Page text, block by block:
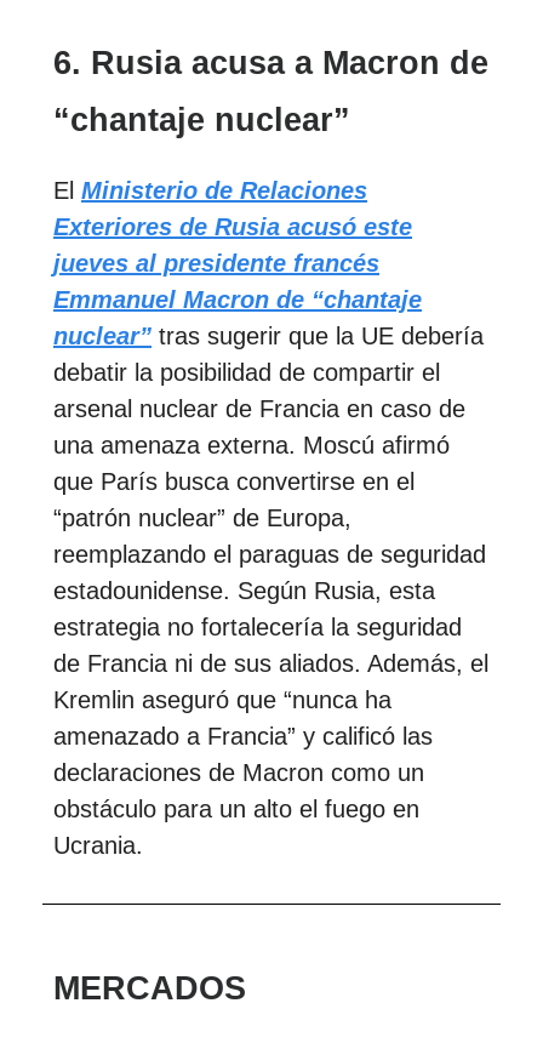
6. Rusia acusa a Macron de
“chantaje nuclear”
El Ministerio de Relaciones
Exteriores de Rusia acusó este
jueves al presidente francés
Emmanuel Macron de “chantaje
nuclear” tras sugerir que la UE debería
debatir la posibilidad de compartir el
arsenal nuclear de Francia en caso de
una amenaza externa. Moscú afirmó
que París busca convertirse en el
“patrón nuclear” de Europa,
reemplazando el paraguas de seguridad
estadounidense. Según Rusia, esta
estrategia no fortalecería la seguridad
de Francia ni de sus aliados. Además, el
Kremlin aseguró que “nunca ha
amenazado a Francia” y calificó las
declaraciones de Macron como un
obstáculo para un alto el fuego en
Ucrania.
MERCADOS